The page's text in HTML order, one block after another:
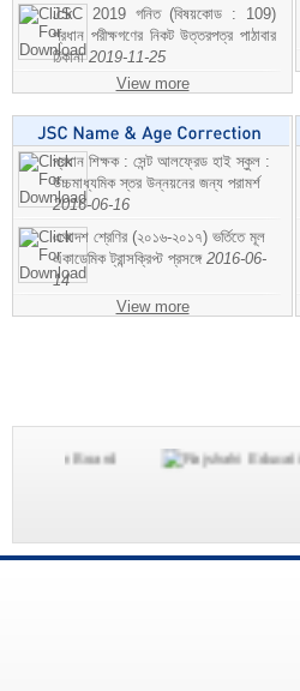
JSC 2019 গনিত (বিষয়কোড : 109)
প্রধান পরীক্ষগণের নিকট উত্তরপত্র পাঠাবার
ঠিকানা2019-11-25
View more
প্রধান শিক্ষক : সেন্ট আলফ্রেড হাই স্কুল :
উচ্চমাধ্যমিক স্তর উন্নয়নের জন্য পরামর্শ
2016-06-16
একাদশ শ্রেণির (২০১৬-২০১৭) ভর্তিতে মূল
একাডেমিক ট্রান্সক্রিপ্ট প্রসঙ্গে 2016-06-
14
View more